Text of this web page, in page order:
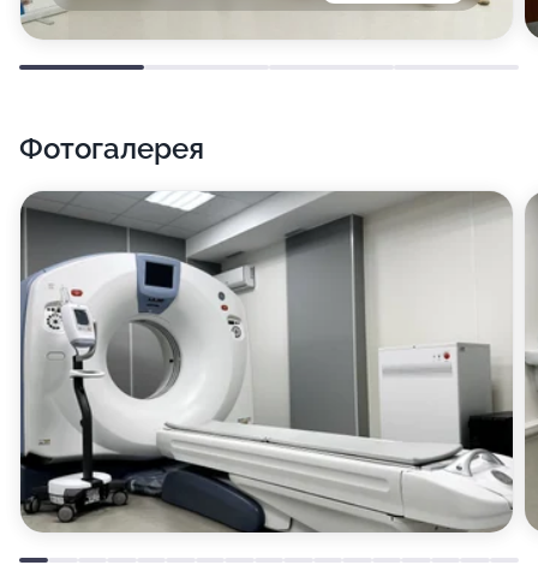
Фотогалерея